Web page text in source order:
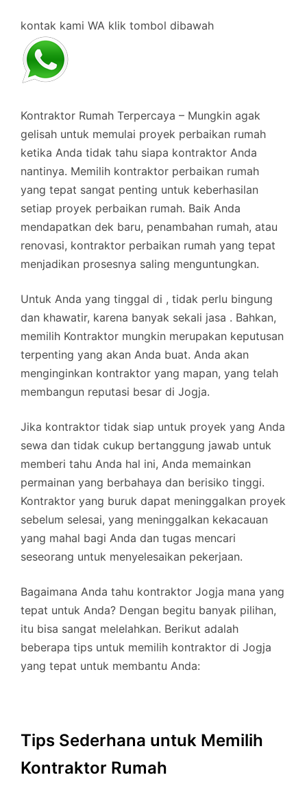
kontak kami WA klik tombol dibawah
Kontraktor Rumah Terpercaya – Mungkin agak
gelisah untuk memulai proyek perbaikan rumah
ketika Anda tidak tahu siapa kontraktor Anda
nantinya. Memilih kontraktor perbaikan rumah
yang tepat sangat penting untuk keberhasilan
setiap proyek perbaikan rumah. Baik Anda
mendapatkan dek baru, penambahan rumah, atau
renovasi, kontraktor perbaikan rumah yang tepat
menjadikan prosesnya saling menguntungkan.
Untuk Anda yang tinggal di , tidak perlu bingung
dan khawatir, karena banyak sekali jasa . Bahkan,
memilih Kontraktor mungkin merupakan keputusan
terpenting yang akan Anda buat. Anda akan
menginginkan kontraktor yang mapan, yang telah
membangun reputasi besar di Jogja.
Jika kontraktor tidak siap untuk proyek yang Anda
sewa dan tidak cukup bertanggung jawab untuk
memberi tahu Anda hal ini, Anda memainkan
permainan yang berbahaya dan berisiko tinggi.
Kontraktor yang buruk dapat meninggalkan proyek
sebelum selesai, yang meninggalkan kekacauan
yang mahal bagi Anda dan tugas mencari
seseorang untuk menyelesaikan pekerjaan.
Bagaimana Anda tahu kontraktor Jogja mana yang
tepat untuk Anda? Dengan begitu banyak pilihan,
itu bisa sangat melelahkan. Berikut adalah
beberapa tips untuk memilih kontraktor di Jogja
yang tepat untuk membantu Anda:
Tips Sederhana untuk Memilih
Kontraktor Rumah